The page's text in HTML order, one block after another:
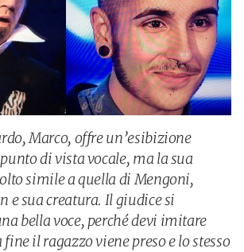
Marco, offre un’esibizione
di vista vocale, ma la sua
simile a quella di Mengoni,
e sua creatura. Il giudice si
bella voce, perché devi imitare
il ragazzo viene preso e lo stesso